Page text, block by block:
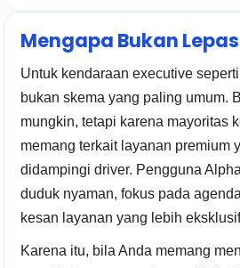
Mengapa Bukan
Untuk kendaraan executive
bukan skema yang paling umum.
mungkin, tetapi karena mayoritas
memang terkait layanan premium
didampingi driver. Pengguna
duduk nyaman, fokus pada
kesan layanan yang lebih
Karena itu, bila Anda memang